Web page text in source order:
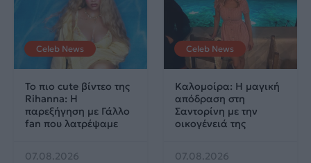
Celeb News
Το πιο cute βίντεο της
Rihanna: Η
παρεξήγηση με Γάλλο
fan που λατρέψαμε
07.08.2026
Celeb News
Καλομοίρα: Η μαγική
απόδραση στη
Σαντορίνη με την
οικογένειά της
07.08.2026